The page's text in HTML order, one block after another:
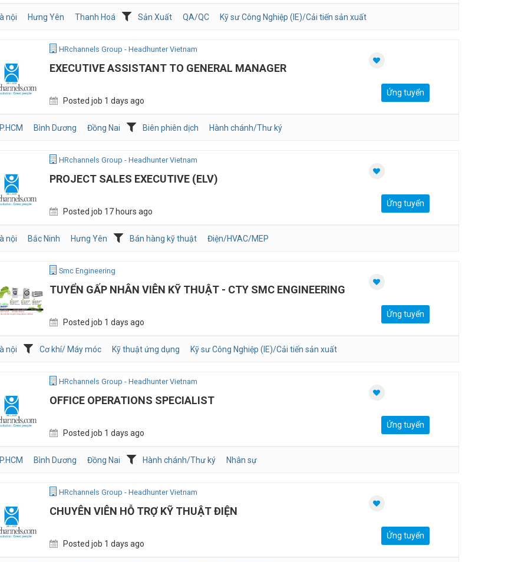
nội Hưng Yên Thanh Hoá Sản Xuất QA/QC Kỹ sư Công Nghiệp (IE)/Cải tiến sản xuất
HRchannels Group - Headhunter Vietnam
EXECUTIVE ASSISTANT TO GENERAL MANAGER
Posted job 1 days ago
Ứng tuyển
Bình Dương Đồng Nai Biên phiên dịch Hành chánh/Thư ký
HRchannels Group - Headhunter Vietnam
PROJECT SALES EXECUTIVE (ELV)
Posted job 17 hours ago
Ứng tuyển
nội Bắc Ninh Hưng Yên Bán hàng kỹ thuật Điện/HVAC/MEP
Smc Engineering
TUYỂN GẤP NHÂN VIÊN KỸ THUẬT - CTY SMC ENGINEERING
Posted job 1 days ago
Ứng tuyển
nội Cơ khí/ Máy móc Kỹ thuật ứng dụng Kỹ sư Công Nghiệp (IE)/Cải tiến sản xuất
HRchannels Group - Headhunter Vietnam
OFFICE OPERATIONS SPECIALIST
Posted job 1 days ago
Ứng tuyển
Bình Dương Đồng Nai Hành chánh/Thư ký Nhân sự
HRchannels Group - Headhunter Vietnam
CHUYÊN VIÊN HỖ TRỢ KỸ THUẬT ĐIỆN
Posted job 1 days ago
Ứng tuyển